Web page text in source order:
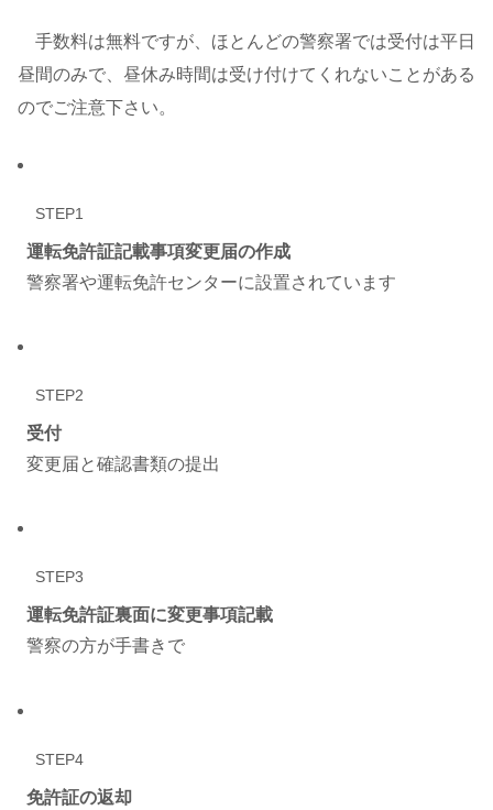
手数料は無料ですが、ほとんどの警察署では受付は平日
昼間のみで、昼休み時間は受け付けてくれないことがある
のでご注意下さい。
STEP1
運転免許証記載事項変更届の作成
警察署や運転免許センターに設置されています
STEP2
受付
変更届と確認書類の提出
STEP3
運転免許証裏面に変更事項記載
警察の方が手書きで
STEP4
免許証の返却